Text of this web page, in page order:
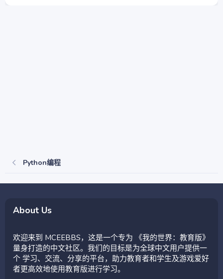
Python编程
About Us
欢迎来到 MCEEBBS，这是一个专为 《我的世界：教育版》
量身打造的中文社区。我们的目标是为全球中文用户提供一
个 学习、交流、分享的平台，助力教育者和学生及游戏爱好
者更高效地使用教育版进行学习。